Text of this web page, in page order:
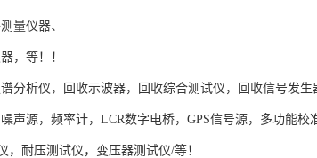
量仪器、
，等！！
分析仪，回收示波器，回收综合测试仪，回收信号发
声源，频率计，LCR数字电桥，GPS信号源，多功能校
耐压测试仪，变压器测试仪/等！